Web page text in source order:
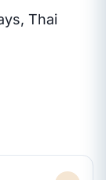
Thai